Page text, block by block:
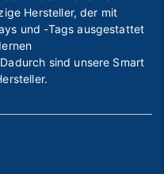
Hersteller, der mit
und -Tags ausgestattet
sind unsere Smart